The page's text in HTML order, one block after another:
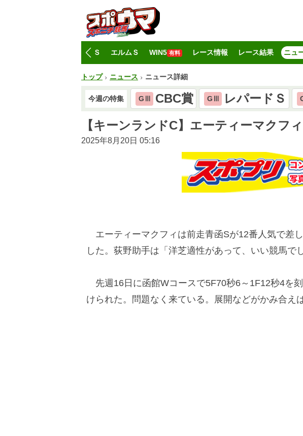
レパードＳ エルムＳ WIN5 有料 レース情報 レース結果 ニュ
トップ ニュース ニュース詳細
今週の特集 GⅢ CBC賞 GⅢ レパードＳ
【キーンランドC】エーティーマク
2025年8月20日 05:16
エーティーマクフィは前走青函Sが12番人気で差
した。荻野助手は「洋芝適性があって、いい競馬で
先週16日に函館Wコースで5F70秒6～1F12秒4を
けられた。問題なく来ている。展開などがかみ合え